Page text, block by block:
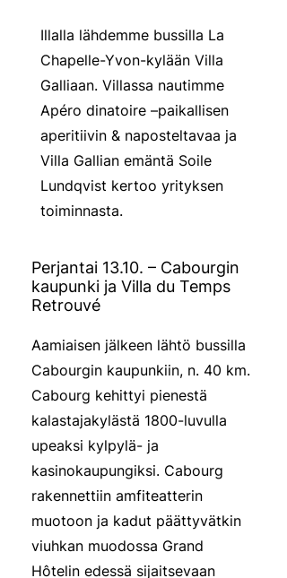
Illalla lähdemme bussilla La
Chapelle-Yvon-kylään Villa
Galliaan. Villassa nautimme
Apéro dinatoire –paikallisen
aperitiivin & naposteltavaa ja
Villa Gallian emäntä Soile
Lundqvist kertoo yrityksen
toiminnasta.
Perjantai 13.10. – Cabourgin
kaupunki ja Villa du Temps
Retrouvé
Aamiaisen jälkeen lähtö bussilla
Cabourgin kaupunkiin, n. 40 km.
Cabourg kehittyi pienestä
kalastajakylästä 1800-luvulla
upeaksi kylpylä- ja
kasinokaupungiksi. Cabourg
rakennettiin amfiteatterin
muotoon ja kadut päättyvätkin
viuhkan muodossa Grand
Hôtelin edessä sijaitsevaan